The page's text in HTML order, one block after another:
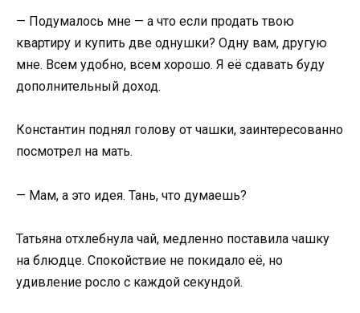
— Подумалось мне — а что если продать твою
квартиру и купить две однушки? Одну вам, другую
мне. Всем удобно, всем хорошо. Я её сдавать буду
дополнительный доход.
Константин поднял голову от чашки, заинтересованно
посмотрел на мать.
— Мам, а это идея. Тань, что думаешь?
Татьяна отхлебнула чай, медленно поставила чашку
на блюдце. Спокойствие не покидало её, но
удивление росло с каждой секундой.